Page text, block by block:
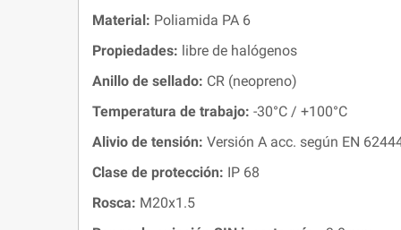
Material: Poliamida PA 6
Propiedades: libre de halógenos
Anillo de sellado: CR (neopreno)
Temperatura de trabajo: -30°C / +100°C
Alivio de tensión: Versión A acc. según EN
Clase de protección: IP 68
Rosca: M20x1.5